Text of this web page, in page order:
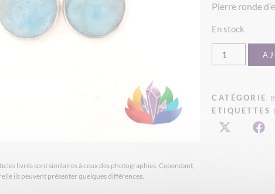
livrés sont similaires à ceux des photographies. Cependant,
ils peuvent présenter quelques différences.
Pierre ronde
En stock
CATÉGORIE
ETIQUETTES